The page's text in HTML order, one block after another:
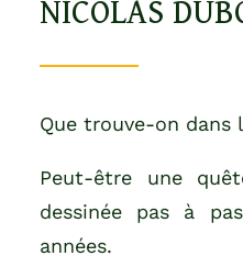
NICOLAS
Que trouve-on dans
Peut-être une
dessinée pas à
années.